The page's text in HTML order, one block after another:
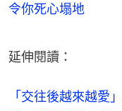
令你死心塌地
延伸閱讀：
「交往後越來越愛